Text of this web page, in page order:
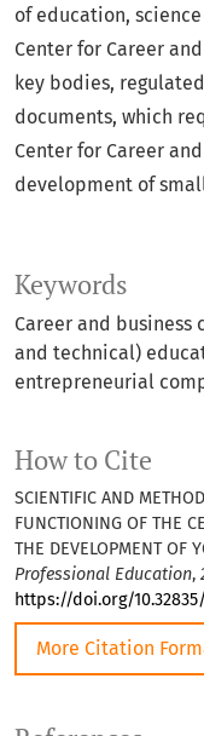
Keywords
Career and
and technical)
entrepreneurial
How to Cite
SCIENTIFIC AND
FUNCTIONING OF THE
THE DEVELOPMENT OF
Professional Education,
https://doi.org/10.32835/
More Citation
of education,
Center for Career
key bodies,
documents, which
Center for Career
development of